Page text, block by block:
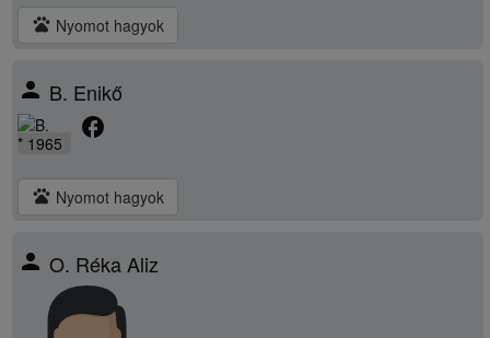
pets Nyomot hagyok
person B. Enikő
* 1965
facebook
pets Nyomot hagyok
person O. Réka Aliz